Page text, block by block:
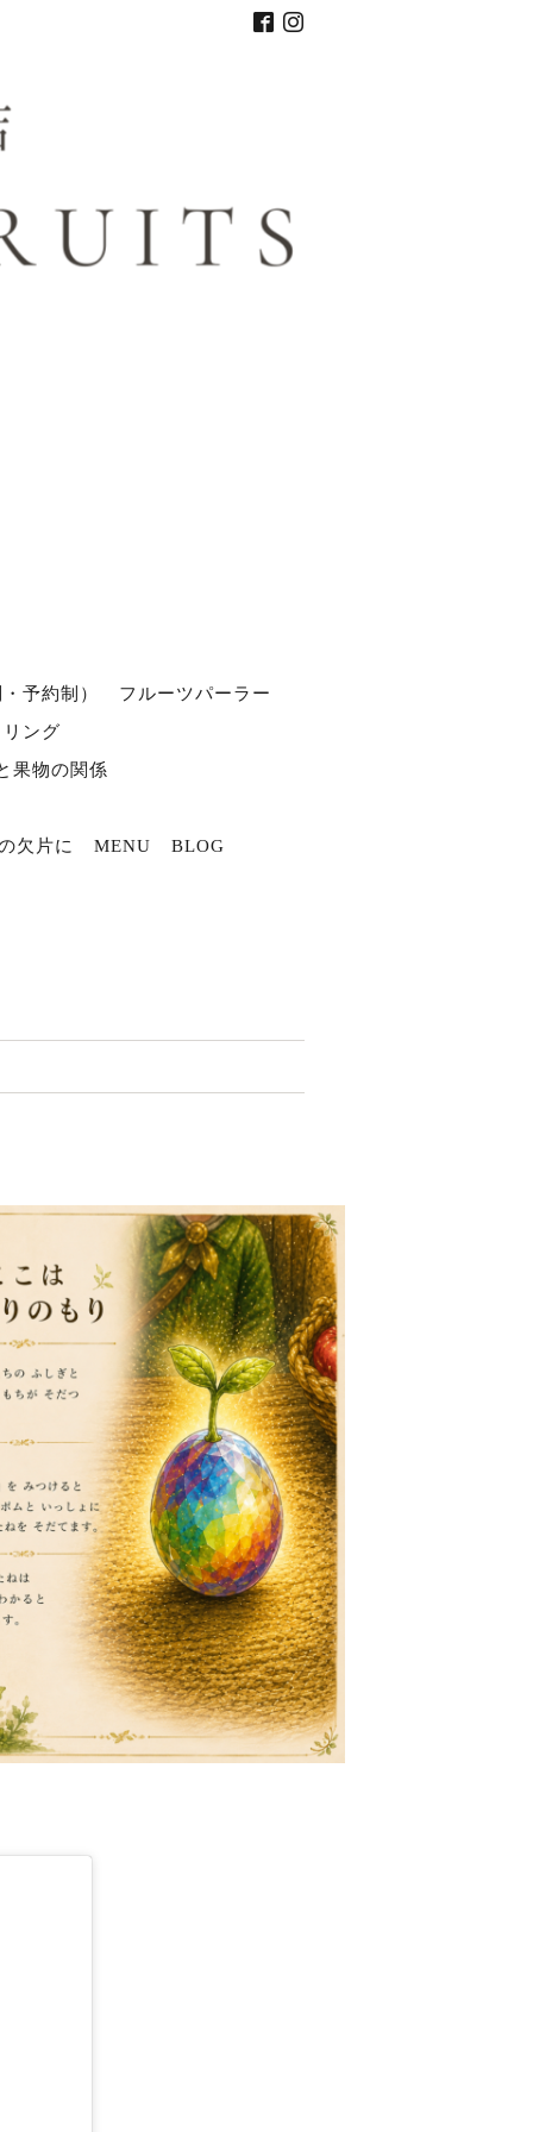
予約制）
フルーツパーラー
ング
果物の関係
欠片に MENU BLOG